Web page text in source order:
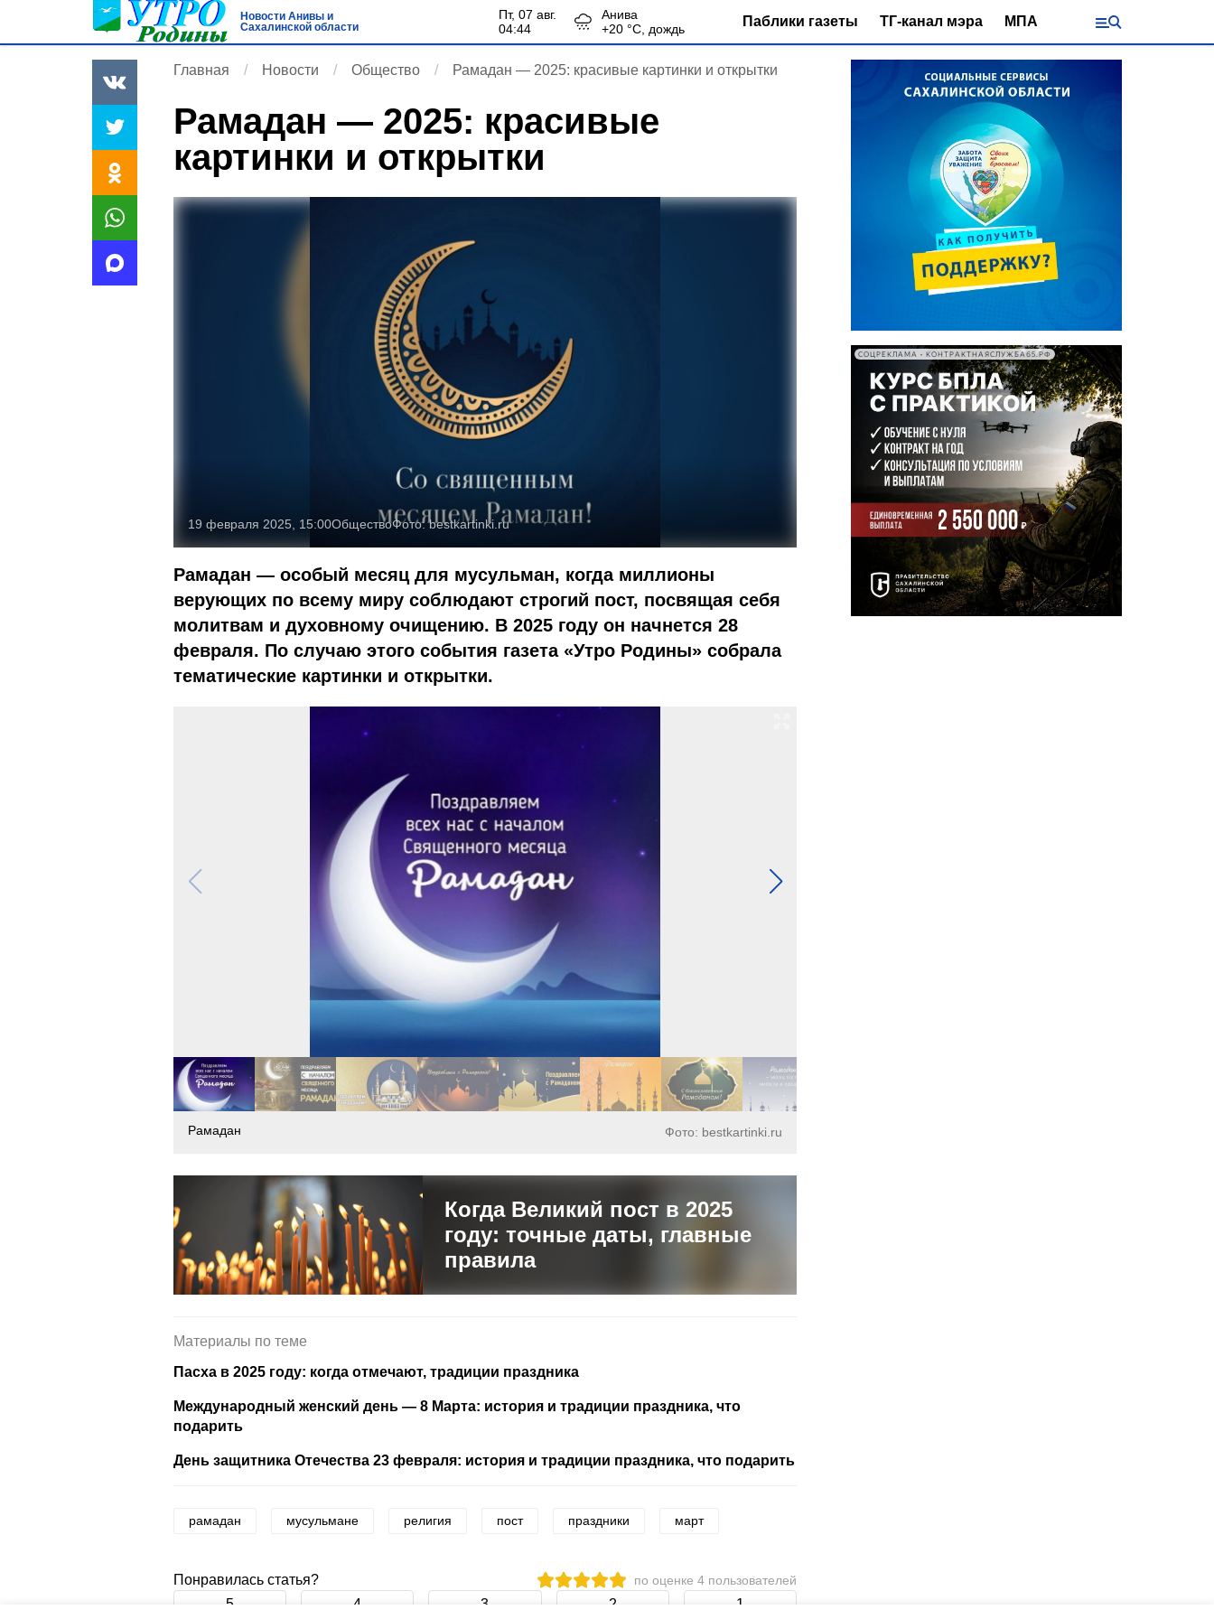
Новости Анивы и
Сахалинской области
пт, 07 авг.
04:44
Анива
+20 °С, дождь Паблики газеты ТГ-канал мэра МПА
Главная Новости Общество Рамадан — 2025: красивые картинки и открытки
Рамадан — 2025: красивые
картинки и открытки
19 февраля 2025, 15:00ОбществоФото:bestkartinki.ru
Рамадан — особый месяц для мусульман, когда миллионы
верующих по всему миру соблюдают строгий пост, посвящая себя
молитвам и духовному очищению. В 2025 году он начнется 28
февраля. По случаю этого события газета «Утро Родины» собрала
тематические картинки и открытки.
Рамадан Фото: bestkartinki.ru
Когда Великий пост в 2025
году: точные даты, главные
правила
Материалы по теме
Пасха в 2025 году: когда отмечают, традиции праздника
Международный женский день — 8 Марта: история и традиции праздника, что
подарить
День защитника Отечества 23 февраля: история и традиции праздника, что подарить
рамадан мусульмане религия пост праздники март
Понравилась статья? по оценке 4 пользователей
5 4 3 2 1
СОЦРЕКЛАМА • КОНТРАКТНАЯСЛУЖБА65.РФ